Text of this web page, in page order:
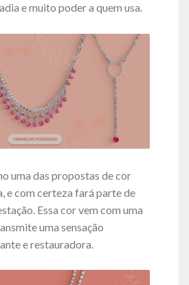
e muito poder a quem usa.
uma das propostas de cor
e com certeza fará parte de
Essa cor vem com uma
uma sensação
e restauradora.